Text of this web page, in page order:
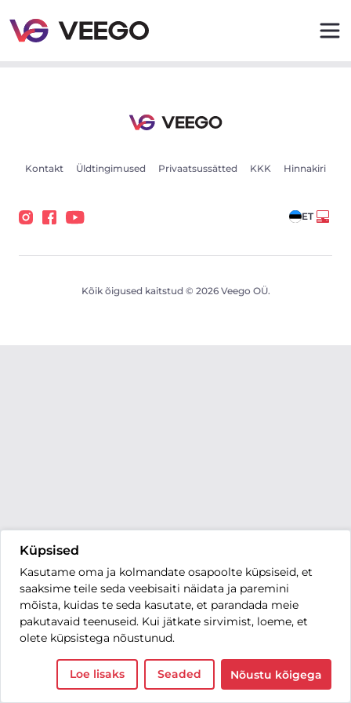
Küpsised
Kasutame oma ja kolmandate osapoolte küpsiseid, et
saaksime teile seda veebisaiti näidata ja paremini
mõista, kuidas te seda kasutate, et parandada meie
pakutavaid teenuseid. Kui jätkate sirvimist, loeme, et
olete küpsistega nõustunud.
Loe lisaks Seaded Nõustu kõigega
Kontakt Üldtingimused Privaatsussätted KKK Hinnakiri
ET
Kõik õigused kaitstud © 2026 Veego OÜ.